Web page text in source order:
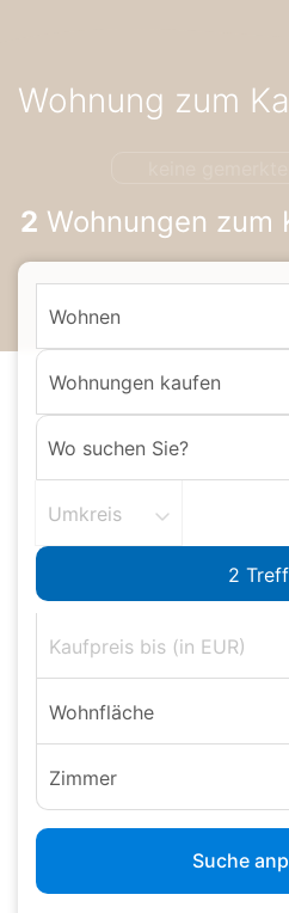
zur
Navigation
Wohnung zum
2 Wohnungen zum
Wohnen
Wohnungen kaufen
Umkreis
Wohnfläche
Zimmer
Suche